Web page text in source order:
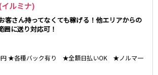
ルミナ)
さん持ってなくても稼げる！他エリアからの
に送り対応可！
円 ★各種バック有り ★全額日払いOK ★ノルマ一
取手
新宿三丁目駅
南阿佐ケ谷駅